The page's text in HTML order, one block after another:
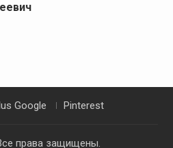
Google Pinterest
права защищены.